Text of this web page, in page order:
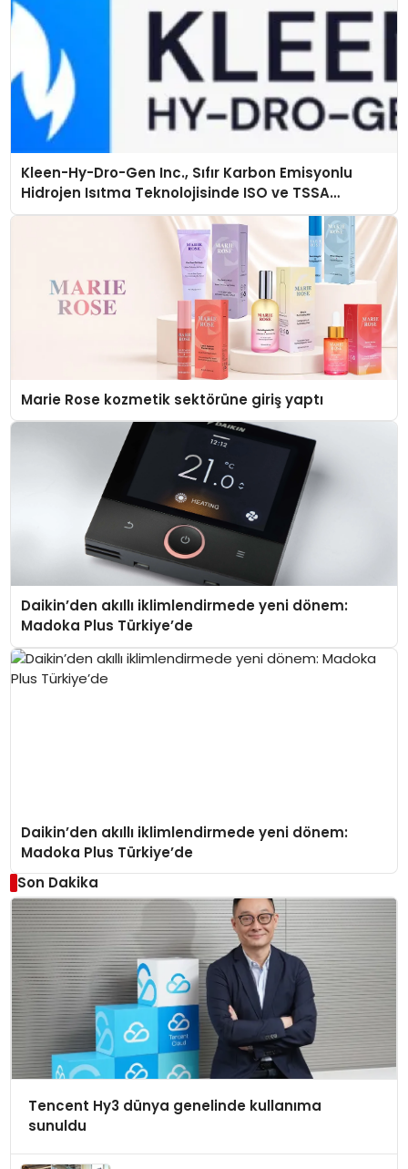
Kleen-Hy-Dro-Gen Inc., Sıfır Karbon Emisyonlu
Hidrojen Isıtma Teknolojisinde ISO ve TSSA
Düzenleyici Onaylarını Aldı
Marie Rose kozmetik sektörüne giriş yaptı
Daikin’den akıllı iklimlendirmede yeni dönem:
Madoka Plus Türkiye’de
Daikin’den akıllı iklimlendirmede yeni dönem:
Madoka Plus Türkiye’de
Son Dakika
Tencent Hy3 dünya genelinde kullanıma
sunuldu